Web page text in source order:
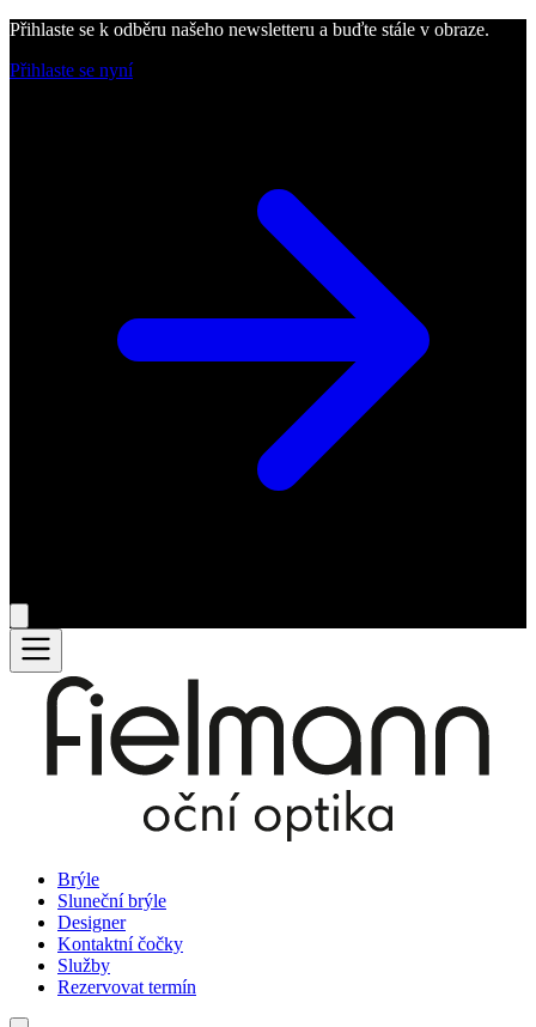
Přihlaste se k odběru našeho newsletteru a buďte stále v obraze.
Přihlaste se nyní
Brýle
Sluneční brýle
Designer
Kontaktní čočky
Služby
Rezervovat termín